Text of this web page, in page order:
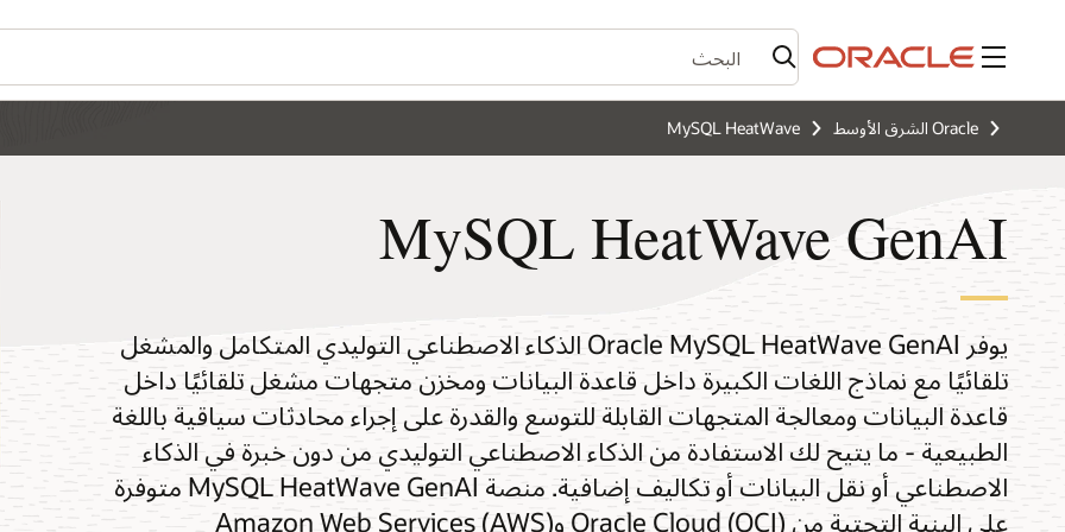
القائمة
Oracle الشرق الأوسط MySQL HeatWave
MySQL HeatWave GenAI
يوفر Oracle MySQL HeatWave GenAI الذكاء الاصطناعي التوليدي المتكامل والمشغل
تلقائيًا مع نماذج اللغات الكبيرة داخل قاعدة البيانات ومخزن متجهات مشغل تلقائيًا داخل
قاعدة البيانات ومعالجة المتجهات القابلة للتوسع والقدرة على إجراء محادثات سياقية باللغة
الطبيعية - ما يتيح لك الاستفادة من الذكاء الاصطناعي التوليدي من دون خبرة في الذكاء
الاصطناعي أو نقل البيانات أو تكاليف إضافية. منصة MySQL HeatWave GenAI متوفرة
على البنية التحتية من Oracle Cloud (OCI) وAmazon Web Services (AWS)